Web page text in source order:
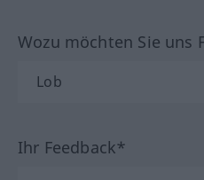
Wozu möchten Sie uns
Ihr Feedback*